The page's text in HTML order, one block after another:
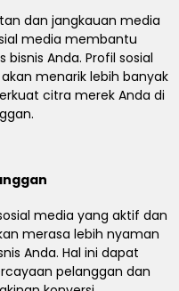
dan jangkauan media
media membantu
Anda. Profil sosial
menarik lebih banyak
citra merek Anda di
media yang aktif dan
merasa lebih nyaman
Anda. Hal ini dapat
pelanggan dan